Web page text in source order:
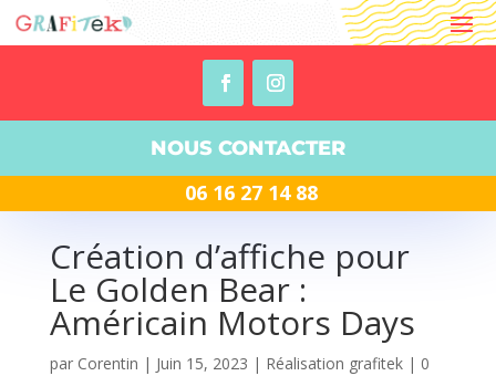
NOUS CONTACTER
06 16 27 14 88
Création d’affiche pour
Le Golden Bear :
Américain Motors Days
par Corentin | Juin 15, 2023 | Réalisation grafitek| 0